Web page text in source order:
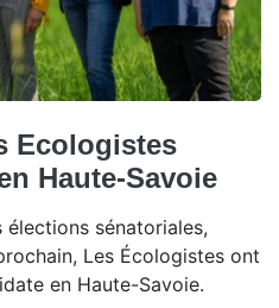
Ecologistes
Haute-Savoie
sénatoriales,
Les Écologistes ont
en Haute-Savoie.